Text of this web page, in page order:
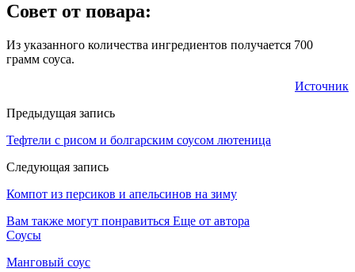
Совет от повара:
Из указанного количества ингредиентов получается 700
грамм соуса.
Источник
Предыдущая запись
Тефтели с рисом и болгарским соусом лютеница
Следующая запись
Компот из персиков и апельсинов на зиму
Вам также могут понравиться Еще от автора
Соусы
Манговый соус